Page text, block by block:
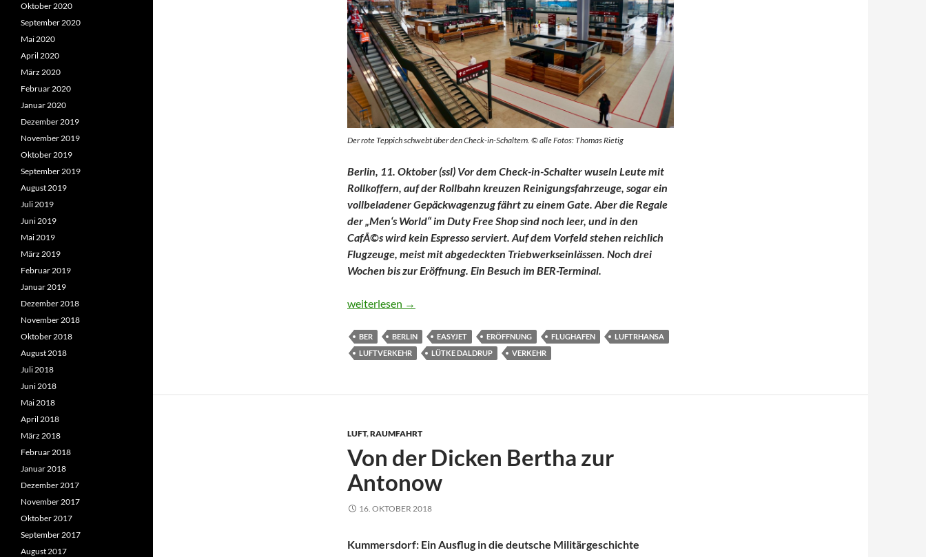
Der rote Teppich schwebt über den Check-in-Schaltern. © alle Fotos: Thomas Rietig
Berlin, 11. Oktober (ssl) Vor dem Check-in-Schalter wuseln Leute mit
Rollkoffern, auf der Rollbahn kreuzen Reinigungsfahrzeuge, sogar ein
vollbeladener Gepäckwagenzug fährt zu einem Gate. Aber die Regale
der „Men‘s World“ im Duty Free Shop sind noch leer, und in den
CafÃ©s wird kein Espresso serviert. Auf dem Vorfeld stehen reichlich
Flugzeuge, meist mit abgedeckten Triebwerkseinlässen. Noch drei
Wochen bis zur Eröffnung. Ein Besuch im BER-Terminal.
Der Rote Teppich schwebt über der Check-in-Ebene
weiterlesen →
BER BERLIN EASYJET ERÖFFNUNG FLUGHAFEN
LUFTRHANSA
LUFTVERKEHR
LÜTKE DALDRUP VERKEHR
LUFT,RAUMFAHRT
Von der Dicken Bertha zur
Antonow
16. OKTOBER 2018
Kummersdorf: Ein Ausflug in die deutsche Militärgeschichte
Oktober 2020
September 2020
Mai 2020
April 2020
März 2020
Februar 2020
Januar 2020
Dezember 2019
November 2019
Oktober 2019
September 2019
August 2019
Juli 2019
Juni 2019
Mai 2019
März 2019
Februar 2019
Januar 2019
Dezember 2018
November 2018
Oktober 2018
August 2018
Juli 2018
Juni 2018
Mai 2018
April 2018
März 2018
Februar 2018
Januar 2018
Dezember 2017
November 2017
Oktober 2017
September 2017
August 2017